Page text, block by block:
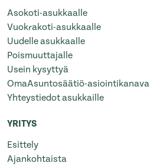
Asokoti-asukkaalle
Vuokrakoti-asukkaalle
Uudelle asukkaalle
Poismuuttajalle
Usein kysyttyä
OmaAsuntosäätiö-asiointikanava
Yhteystiedot asukkaille
YRITYS
Esittely
Ajankohtaista